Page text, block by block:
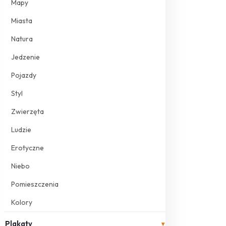
Mapy
Miasta
Natura
Jedzenie
Pojazdy
Styl
Zwierzęta
Ludzie
Erotyczne
Niebo
Pomieszczenia
Kolory
Plakaty ▾